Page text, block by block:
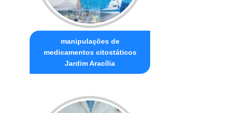
manipulações de
medicamentos citostáticos
Jardim Aracília